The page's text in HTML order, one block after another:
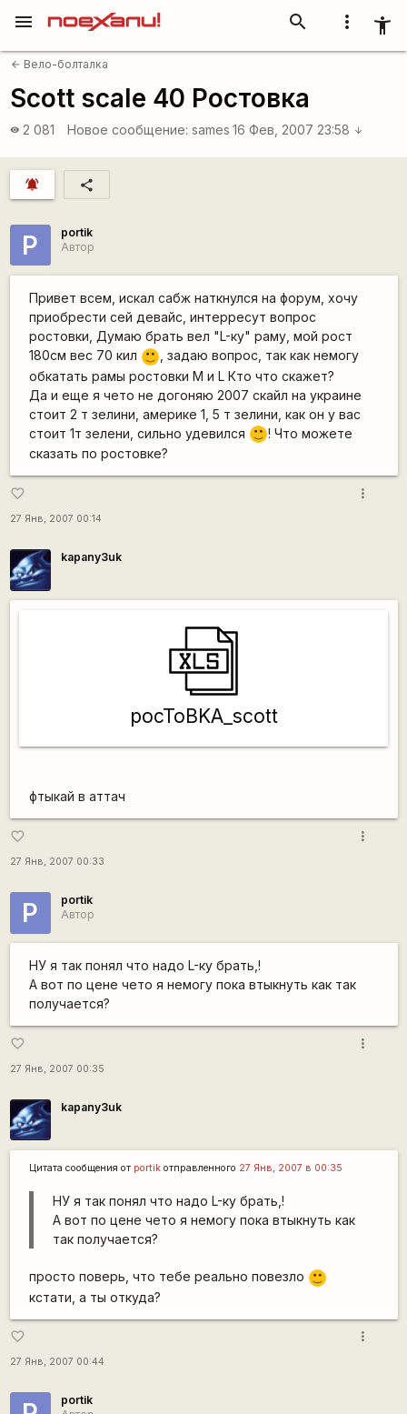
more_vert accessibility_new
search
menu
arrow_back Вело-болталка
Scott scale 40 Ростовка
visibility 2 081 Новое сообщение: sames 16 Фев, 2007 23:58 arrow_downward
notifications_active share
P
portik
Автор
Привет всем, искал сабж наткнулся на форум, хочу
приобрести сей девайс, интерресут вопрос
ростовки, Думаю брать вел "L-ку" раму, мой рост
180см вес 70 кил
:)
, задаю вопрос, так как немогу
обкатать рамы ростовки M и L Кто что скажет?
Да и еще я чето не догоняю 2007 скайл на украине
стоит 2 т зелини, америке 1, 5 т зелини, как он у вас
стоит 1т зелени, сильно удевился
:) ! Что можете
сказать по ростовке?
favorite_border
27 Янв, 2007 00:14
more_vert
kapanу3uk
pocToBKA_scott
фтыкай в аттач
favorite_border
27 Янв, 2007 00:33
more_vert
P
portik
Автор
НУ я так понял что надо L-ку брать,!
А вот по цене чето я немогу пока втыкнуть как так
получается?
favorite_border
27 Янв, 2007 00:35
more_vert
kapanу3uk
Цитата сообщения от portikотправленного 27 Янв, 2007 в 00:35
НУ я так понял что надо L-ку брать,!
А вот по цене чето я немогу пока втыкнуть как
так получается?
просто поверь, что тебе реально повезло
:)
кстати, а ты откуда?
favorite_border
27 Янв, 2007 00:44
more_vert
portik